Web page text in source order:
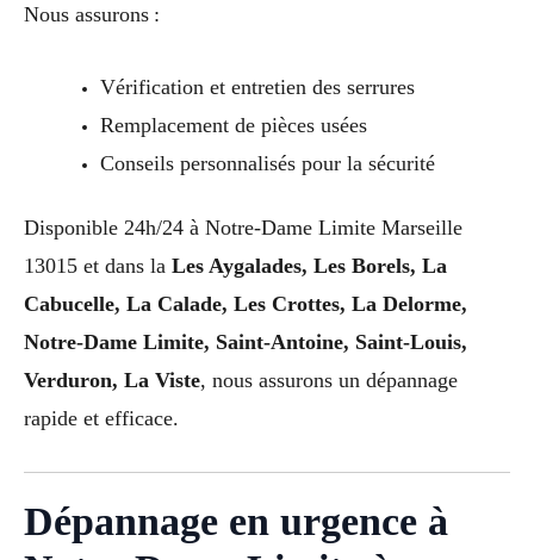
Nous assurons :
Vérification et entretien des serrures
Remplacement de pièces usées
Conseils personnalisés pour la sécurité
Disponible 24h/24 à Notre-Dame Limite Marseille
13015 et dans la Les Aygalades, Les Borels, La
Cabucelle, La Calade, Les Crottes, La Delorme,
Notre-Dame Limite, Saint-Antoine, Saint-Louis,
Verduron, La Viste, nous assurons un dépannage
rapide et efficace.
Dépannage en urgence à